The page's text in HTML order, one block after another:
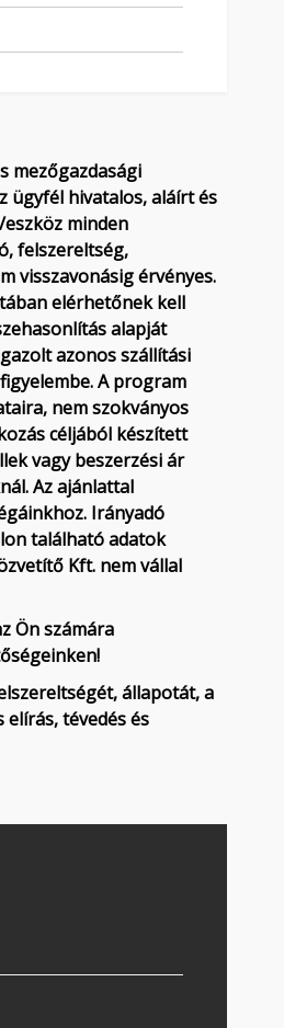
mezőgazdasági
ügyfél hivatalos, aláírt és
minden
felszereltség,
visszavonásig érvényes.
elérhetőnek kell
alapját
azonos szállítási
A program
nem szokványos
céljából készített
vagy beszerzési ár
Az ajánlattal
Irányadó
található adatok
Kft. nem vállal
Ön számára
állapotát, a
tévedés és